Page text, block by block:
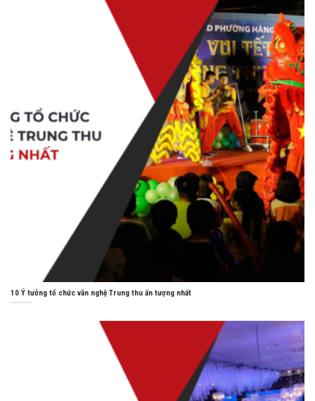
10 Ý tưởng tổ chức văn nghệ Trung thu ấn tượng nhất